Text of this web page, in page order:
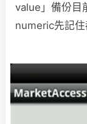
value」備份目
numeric先記住